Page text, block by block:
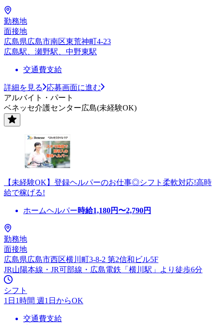
勤務地
面接地
広島県広島市南区東荒神町4-23
広島駅、瀬野駅、中野東駅
交通費支給
詳細を見る
応募画面に進む
アルバイト・パート
ベネッセ介護センター広島(未経験OK)
【未経験OK】登録ヘルパーのお仕事◎シフト柔軟対応!高時
給で稼げる!
ホームヘルパー時給1,180円〜2,790円
勤務地
面接地
広島県広島市西区横川町3-8-2 第2信和ビル5F
JR山陽本線・JR可部線・広島電鉄「横川駅」より徒歩6分
シフト
1日1時間 週1日からOK
交通費支給